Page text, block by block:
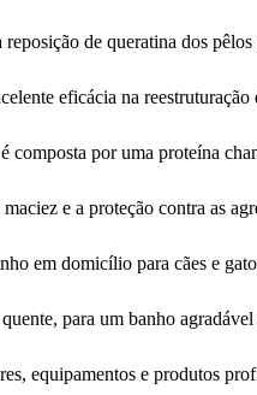
de queratina dos
eficácia na
composta por uma proteína
e a proteção contra as
em domicílio para cães e
para um banho
equipamentos e produtos